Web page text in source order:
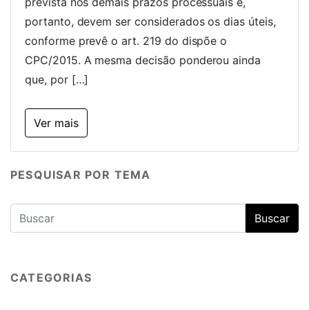
portanto, devem ser considerados os dias úteis,
conforme prevê o art. 219 do dispõe o
CPC/2015. A mesma decisão ponderou ainda
que, por […]
Ver mais
PESQUISAR POR TEMA
CATEGORIAS